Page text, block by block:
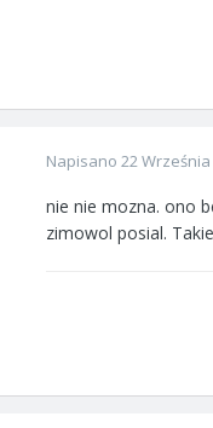
Napisano 22 Września
nie nie mozna. ono
zimowol posial.